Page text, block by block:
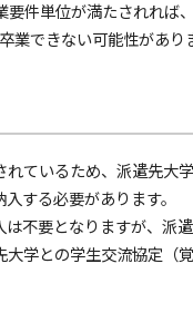
件単位が満たされれ
できない可能性があり
ているため、派遣先大
する必要があります。
不要となりますが、派
学との学生交流協定（